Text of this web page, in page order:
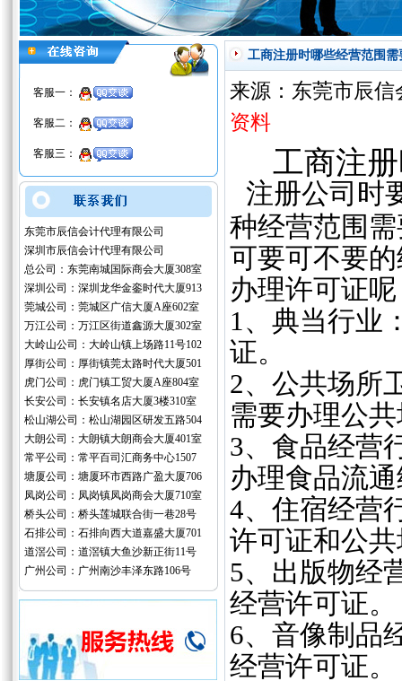
客服一：
客服二：
客服三：
东莞市辰信会计代理有限公司
深圳市辰信会计代理有限公司
总公司：东莞南城国际商会大厦308室
深圳公司：深圳龙华金銮时代大厦913
莞城公司：莞城区广信大厦A座602室
万江公司：万江区街道鑫源大厦302室
大岭山公司：大岭山镇上场路11号102
厚街公司：厚街镇莞太路时代大厦501
虎门公司：虎门镇工贸大厦A座804室
长安公司：长安镇名店大厦3楼310室
松山湖公司：松山湖园区研发五路504
大朗公司：大朗镇大朗商会大厦401室
常平公司：常平百司汇商务中心1507
塘厦公司：塘厦环市西路广盈大厦706
凤岗公司：凤岗镇凤岗商会大厦710室
桥头公司：桥头莲城联合街一巷28号
石排公司：石排向西大道嘉盛大厦701
道滘公司：道滘镇大鱼沙新正街11号
广州公司：广州南沙丰泽东路106号
工商注册时哪些经营范围
来源：东莞市辰
资料
工商注
注册公司时
种经营范围
可要可不要
办理许可证
‌1、典当行业‌
证。
2、‌公共场所
需要办理公
‌3、食品经营
办理食品流
4、‌住宿经营
许可证和公
‌5、出版物经
经营许可证。
‌6、音像制品
经营许可证。